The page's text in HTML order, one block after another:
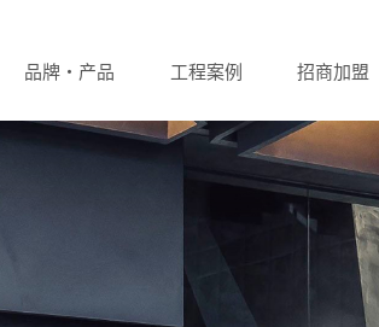
品牌・产品 工程案例 招商加盟